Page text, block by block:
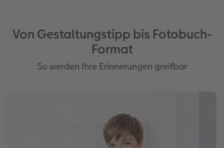
Von Gestaltungstipp bis Fotobuch-
Format
So werden Ihre Erinnerungen greifbar